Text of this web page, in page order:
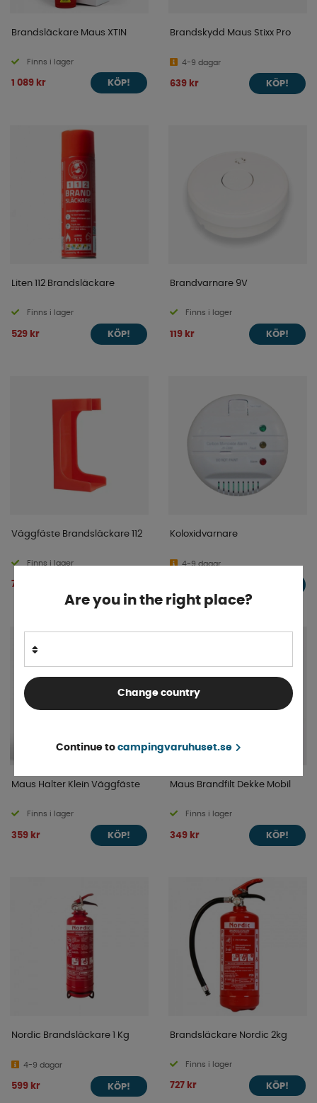
Brandsläckare Maus XTIN
Finns i lager
1 089 kr KÖP!
Brandskydd Maus Stixx Pro
4-9 dagar
639 kr KÖP!
Liten 112 Brandsläckare
Finns i lager
529 kr KÖP!
Brandvarnare 9V
Finns i lager
119 kr KÖP!
Väggfäste Brandsläckare 112
Finns i lager
79 kr
Koloxidvarnare
4-9 dagar
Maus Halter Klein Väggfäste
Finns i lager
359 kr KÖP!
Maus Brandfilt Dekke Mobil
Finns i lager
349 kr KÖP!
Nordic Brandsläckare 1 Kg
4-9 dagar
599 kr KÖP!
Brandsläckare Nordic 2kg
Finns i lager
727 kr KÖP!
Are you in the right place?
Change country
Continue to campingvaruhuset.se